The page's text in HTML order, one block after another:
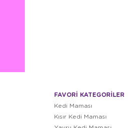
FAVORİ KATEGORİLER
Kedi Maması
Kısır Kedi Maması